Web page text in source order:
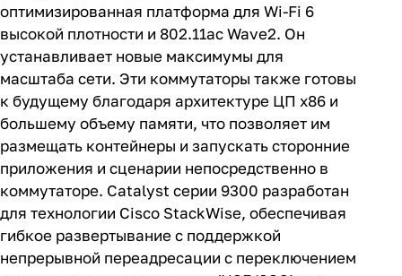
оптимизированная платформа для Wi-Fi 6
высокой плотности и 802.11ac Wave2. Он
устанавливает новые максимумы для
масштаба сети. Эти коммутаторы также готовы
к будущему благодаря архитектуре ЦП x86 и
большему объему памяти, что позволяет им
размещать контейнеры и запускать сторонние
приложения и сценарии непосредственно в
коммутаторе. Catalyst серии 9300 разработан
для технологии Cisco StackWise, обеспечивая
гибкое развертывание с поддержкой
непрерывной переадресации с переключением